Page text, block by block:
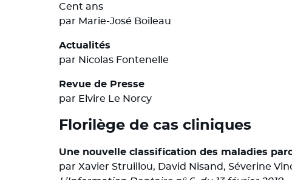
Cent ans
par Marie-José Boileau
Actualités
par Nicolas Fontenelle
Revue de Presse
par Elvire Le Norcy
Florilège de cas cliniques
Une nouvelle classification des maladies
par Xavier Struillou, David Nisand, Séverine